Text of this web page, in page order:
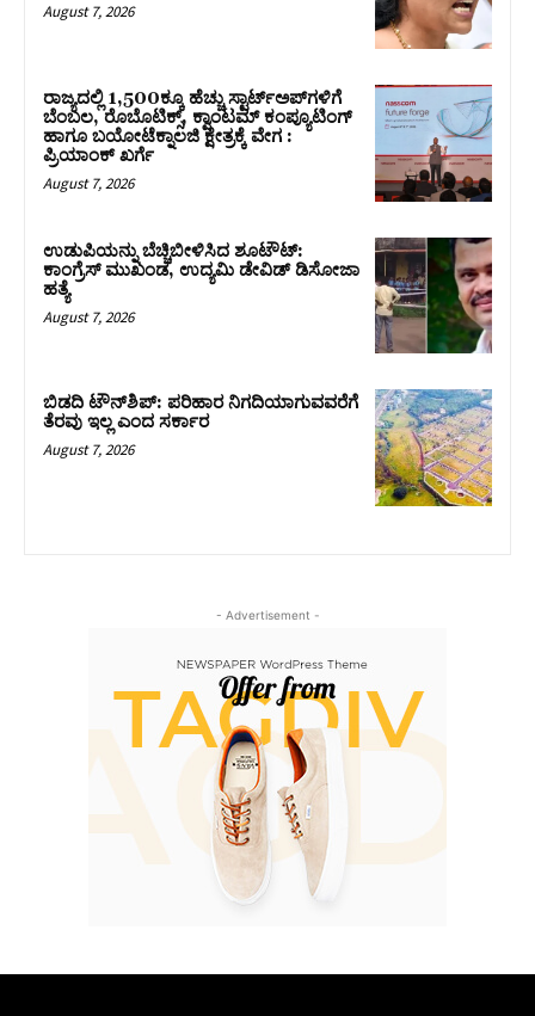
August 7, 2026
ರಾಜ್ಯದಲ್ಲಿ 1,500ಕ್ಕೂ ಹೆಚ್ಚು ಸ್ಟಾರ್ಟ್‌ಅಪ್‌ಗಳಿಗೆ
ಬೆಂಬಲ, ರೊಬೊಟಿಕ್ಸ್, ಕ್ವಾಂಟಮ್ ಕಂಪ್ಯೂಟಿಂಗ್
ಹಾಗೂ ಬಯೋಟೆಕ್ನಾಲಜಿ ಕ್ಷೇತ್ರಕ್ಕೆ ವೇಗ :
ಪ್ರಿಯಾಂಕ್‌ ಖರ್ಗೆ
August 7, 2026
ಉಡುಪಿಯನ್ನು ಬೆಚ್ಚಿಬೀಳಿಸಿದ ಶೂಟೌಟ್‌:
ಕಾಂಗ್ರೆಸ್‌ ಮುಖಂಡ, ಉದ್ಯಮಿ ಡೇವಿಡ್ ಡಿಸೋಜಾ
ಹತ್ಯೆ
August 7, 2026
ಬಿಡದಿ ಟೌನ್‌ಶಿಪ್‌: ಪರಿಹಾರ ನಿಗದಿಯಾಗುವವರೆಗೆ
ತೆರವು ಇಲ್ಲ ಎಂದ ಸರ್ಕಾರ
August 7, 2026
- Advertisement -